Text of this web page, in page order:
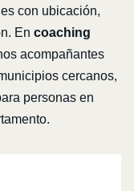
con ubicación,
En coaching
acompañantes
cercanos,
personas en